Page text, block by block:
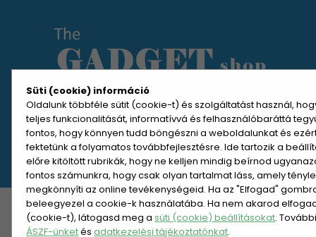
Süti (cookie) információ
Oldalunk többféle sütit (cookie-t) és szolgáltatást használ,
teljes funkcionalitását, informatívvá és felhasználóbaráttá
fontos, hogy könnyen tudd böngészni a weboldalunkat és
fektetünk a folyamatos továbbfejlesztésre. Ide tartozik a
előre kitöltött rubrikák, hogy ne kelljen mindig beírnod
fontos számunkra, hogy csak olyan tartalmat láss, amely
megkönnyíti az online tevékenységeid. Ha az "Elfogad"
beleegyezel a cookie-k használatába. Ha nem akarod
(cookie-t), látogasd meg asüti (cookie) beállításokat.
ÁSZF-ünketésadatkezelési tájékoztatónkat.
MENÜ MEGNYITÁSA
REGISZTRÁCIÓ BELÉPÉS
KATEGÓRIÁK HETI AJÁNLAT